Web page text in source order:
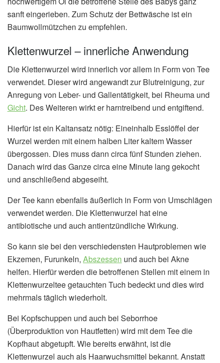
sanft eingerieben. Zum Schutz der Bettwäsche ist ein
Baumwollmützchen zu empfehlen.
Klettenwurzel – innerliche Anwendung
Die Klettenwurzel wird innerlich vor allem in Form von Tee
verwendet. Dieser wird angewandt zur Blutreinigung, zur
Anregung von Leber- und Gallentätigkeit, bei Rheuma und
Gicht. Des Weiteren wirkt er harntreibend und entgiftend.
Hierfür ist ein Kaltansatz nötig: Eineinhalb Esslöffel der
Wurzel werden mit einem halben Liter kaltem Wasser
übergossen. Dies muss dann circa fünf Stunden ziehen.
Danach wird das Ganze circa eine Minute lang gekocht
und anschließend abgeseiht.
Der Tee kann ebenfalls äußerlich in Form von Umschlägen
verwendet werden. Die Klettenwurzel hat eine
antibiotische und auch antientzündliche Wirkung.
So kann sie bei den verschiedensten Hautproblemen wie
Ekzemen, Furunkeln, Abszessen und auch bei Akne
helfen. Hierfür werden die betroffenen Stellen mit einem in
Klettenwurzeltee getauchten Tuch bedeckt und dies wird
mehrmals täglich wiederholt.
Bei Kopfschuppen und auch bei Seborrhoe
(Überproduktion von Hautfetten) wird mit dem Tee die
Kopfhaut abgetupft. Wie bereits erwähnt, ist die
Klettenwurzel auch als Haarwuchsmittel bekannt. Anstatt